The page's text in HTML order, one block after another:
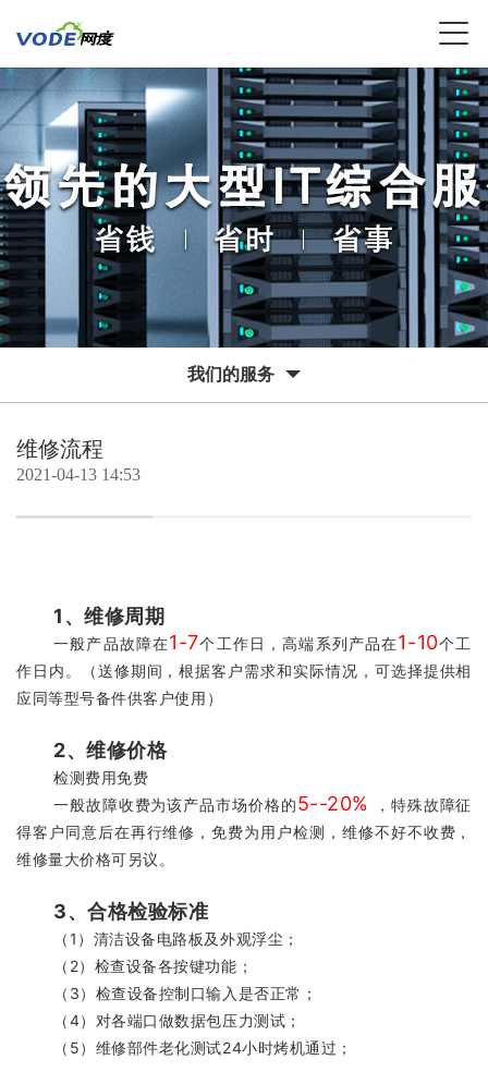
我们的服务
维修流程
2021-04-13 14:53
1、维修周期
一般产品故障在1-7个工作日，高端系列产品在1-10个工
作日内。
（送修期间，根据客户需求和实际情况，可选择提供相
应同等型号备件供客户使用）
2、维修价格
检测费用免费
一般故障收费为该产品市场价格的5--20%
，特殊故障征
得客户同意后在再行维修，免费为用户检测，维修不好不收费，
维修量大价格可另议。
3、合格检验标准
（1）清洁设备电路板及外观浮尘；
（ 2）检查设备各按键功能；
（ 3）检查设备控制口输入是否正常；
（4）对各端口做数据包压力测试；
（ 5）维修部件老化测试24小时烤机通过；